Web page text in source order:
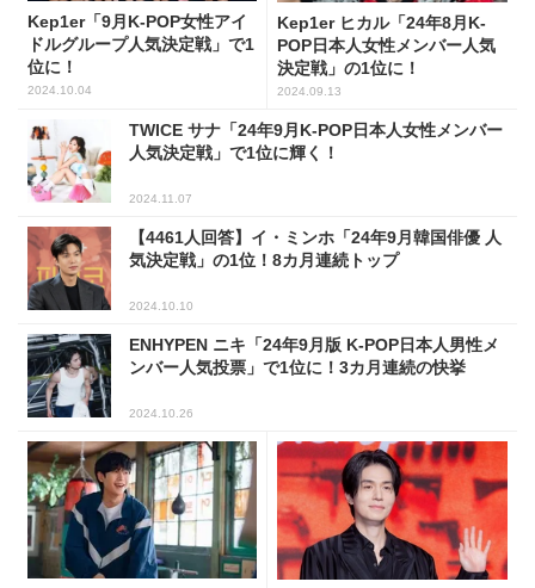
Kep1er「9月K-POP女性アイ
ドルグループ人気決定戦」で1
位に！
2024.10.04
Kep1er ヒカル「24年8月K-
POP日本人女性メンバー人気
決定戦」の1位に！
2024.09.13
TWICE サナ「24年9月K-POP日本人女性メンバー
人気決定戦」で1位に輝く！
2024.11.07
【4461人回答】イ・ミンホ「24年9月韓国俳優 人
気決定戦」の1位！8カ月連続トップ
2024.10.10
ENHYPEN ニキ「24年9月版 K-POP日本人男性メ
ンバー人気投票」で1位に！3カ月連続の快挙
2024.10.26